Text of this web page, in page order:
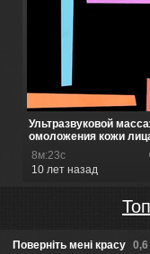
Повернiть менi красу 0,6
Ультразвуковой
омоложения кожи
8м:23с
10 лет назад